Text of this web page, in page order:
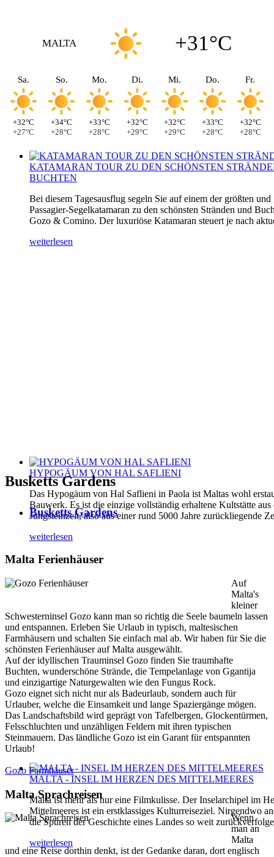
MALTA +31°C
Sa.
+32°C
+27°C
So.
+34°C
+28°C
Mo.
+33°C
+28°C
Di.
+32°C
+29°C
Mi.
+32°C
+29°C
Do.
+33°C
+28°C
Fr.
+32°C
+28°C
KATAMARAN TOUR ZU DEN SCHÖNSTEN
BUCHTEN
Bei diesem Tagesausflug segeln Sie auf einem der größten und
Passagier-Segelkatamaran zu den schönsten Stränden und
Gozo & Comino. Der luxuriöse Katamaran steuert je nach
weiterlesen
HYPOGÄUM VON HAL SAFLIENI
Das Hypogäum von Hal Saflieni in Paola ist Maltas wohl
Bauwerk. Es ist die einzige vollständig erhaltene Kultstätte aus
Jungsteinzeit, also aus einer rund 5000 Jahre zurückliegende
weiterlesen
MALTA - INSEL IM HERZEN DES MITTELMEERES
Malta ist mehr als nur eine Filmkulisse. Der Inselarchipel im
Mittelmeeres ist ein erstklassiges Kulturreiseziel. Nirgendwo
die Spuren der Geschichte eines Landes so weit
weiterlesen
Busketts Gardens
Busketts Gardens
Malta Ferienhäuser
Auf
Malta's
kleiner
Schwesterninsel Gozo kann man so richtig die Seele baumeln lassen
und entspannen. Erleben Sie Urlaub in typisch, maltesischen
Farmhäusern und schalten Sie einfach mal ab. Wir haben für Sie die
schönsten Ferienhäuser auf Malta ausgewählt.
Auf der idyllischen Trauminsel Gozo finden Sie traumhafte
Buchten, wunderschöne Strände, die Tempelanlage von Ggantija
und einzigartige Naturgewalten wie den Fungus Rock.
Gozo eignet sich nicht nur als Badeurlaub, sondern auch für
Urlauber, welche die Einsamkeit und lange Spaziergänge mögen.
Das Landschaftsbild wird geprägt von Tafelbergen, Glockentürmen,
Felsschluchten und unzähligen Feldern mit ihren typischen
Steinmauern. Das ländliche Gozo ist ein Garant für entspannten
Urlaub!
Gozo Farmhäuser
Malta Sprachreisen
Wenn
man an
Malta
und eine Reise dorthin denkt, ist der Gedanke daran, dort englisch